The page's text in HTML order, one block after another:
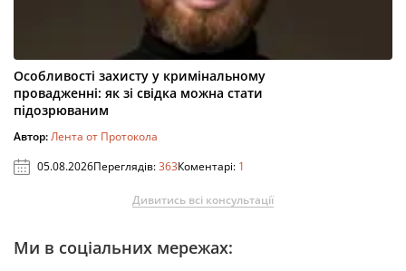
Особливості захисту у кримінальному
провадженні: як зі свідка можна стати
підозрюваним
Автор:Лента от Протокола
05.08.2026Переглядів:363Коментарі: 1
Дивитись всі консультації
Ми в соціальних мережах: